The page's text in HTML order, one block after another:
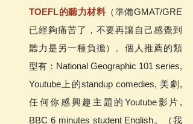
TOEFL的聽力材料 （準備GMAT/GRE
已經夠痛苦了，不要再讓自己感覺到
聽力是另一種負擔）。個人推薦的類
型有：National Geographic 101 series,
Youtube上的standup comedies, 美劇,
任何你感興趣主題的Youtube影片,
BBC 6 minutes student English。（我